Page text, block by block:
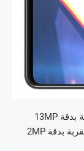
ثلاثية بشكل مربع؛ عدسة رئيسية بدقة 13MP